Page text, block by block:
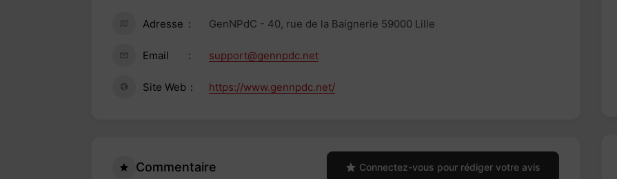
Adresse GenNPdC - 40, rue de la Baignerie 59000 Lille
Email support@gennpdc.net
Site Web https://www.gennpdc.net/
Commentaire Connectez-vous pour rédiger votre avis